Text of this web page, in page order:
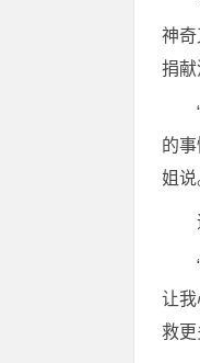
神
捐献
的
姐说
让
救更